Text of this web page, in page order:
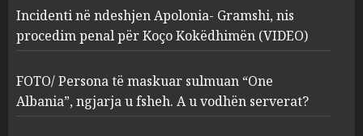
3
FOTO/ Persona të maskuar
sulmuan “One Albania”,
ngjarja u fsheh. A u vodhën
serverat?
MARCH 25, 2025
Incidenti në ndeshjen Apolonia- Gramshi, nis
procedim penal për Koço Kokëdhimën (VIDEO)
FOTO/ Persona të maskuar sulmuan “One
Albania”, ngjarja u fsheh. A u vodhën serverat?